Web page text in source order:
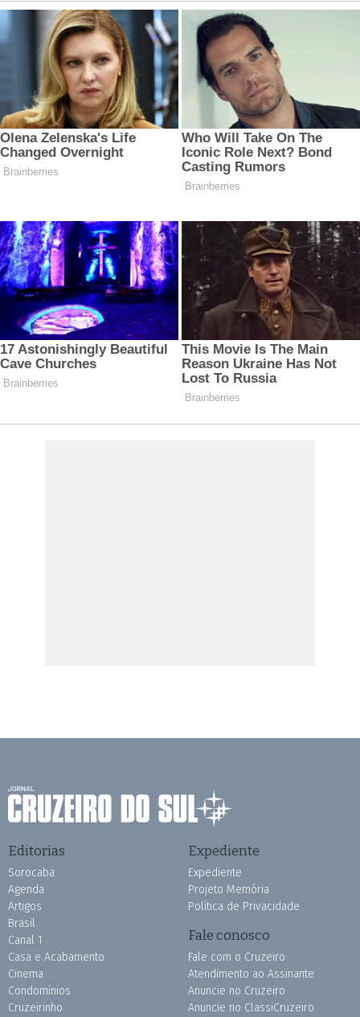
Editorias
Sorocaba
Agenda
Artigos
Brasil
Canal 1
Casa e Acabamento
Cinema
Condomínios
Cruzeirinho
Expediente
Expediente
Projeto Memória
Política de Privacidade
Fale conosco
Fale com o Cruzeiro
Atendimento ao Assinante
Anuncie no Cruzeiro
Anuncie no ClassiCruzeiro